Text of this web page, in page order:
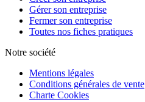
Gérer son entreprise
Fermer son entreprise
Toutes nos fiches pratiques
Notre société
Mentions légales
Conditions générales de vente
Charte Cookies